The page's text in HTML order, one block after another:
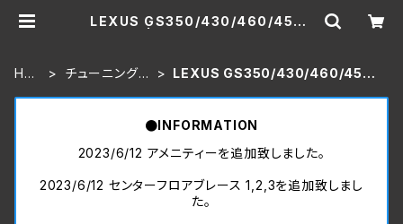
LEXUS GS350/430/460/450h
HO
チューニングパ
LEXUS GS350/430/460/450h
●INFORMATION
2023/6/12 アメニティーを追加致しました。
2023/6/12 センターフロアブレース 1,2,3を追加致しまし
た。